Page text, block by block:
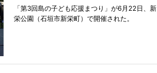
「第3回島の子ども応援まつり」が6月22日、新
栄公園（石垣市新栄町）で開催された。